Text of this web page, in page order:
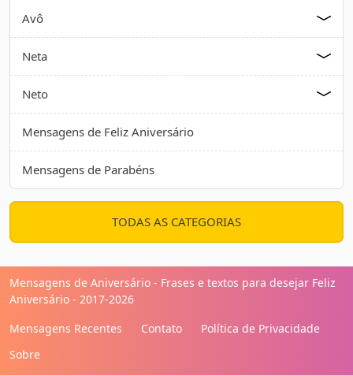
Avô
Neta
Neto
Mensagens de Feliz Aniversário
Mensagens de Parabéns
TODAS AS CATEGORIAS
Mensagens de Aniversário - Frases e textos para desejar Feliz
Aniversário - 2017-2026
Mensagens Recentes
Contato
Política de Privacidade
Sobre